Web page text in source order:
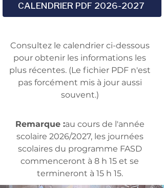
CALENDRIER PDF 2026-2027
Consultez le calendrier ci-dessous
pour obtenir les informations les
plus récentes. (Le fichier PDF n'est
pas forcément mis à jour aussi
souvent.)
Remarque :au cours de l'année
scolaire 2026/2027, les journées
scolaires du programme FASD
commenceront à 8 h 15 et se
termineront à 15 h 15.